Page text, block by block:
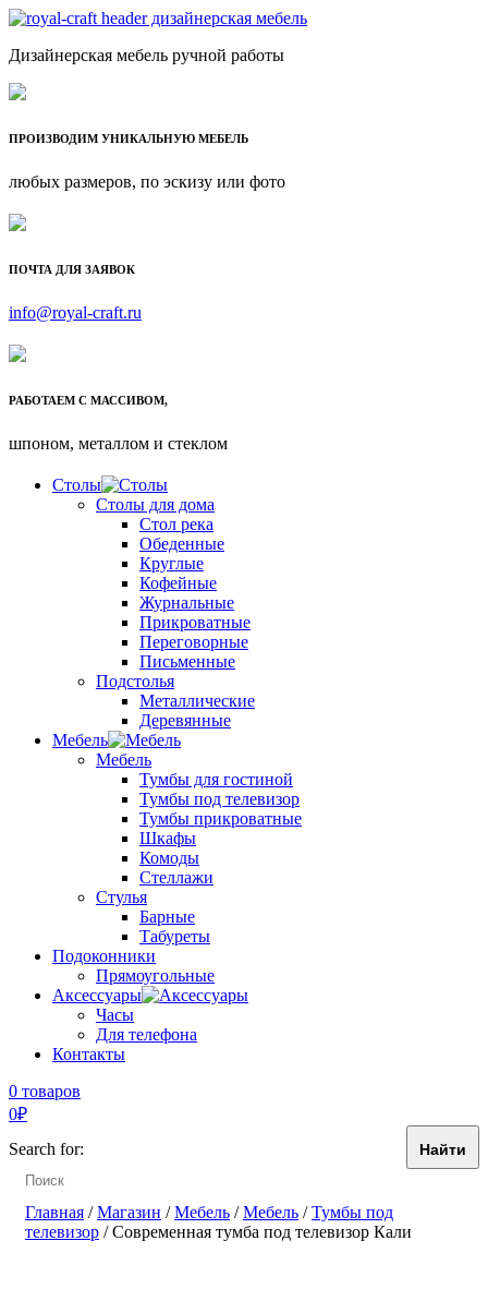
Дизайнерская мебель ручной работы
ПРОИЗВОДИМ УНИКАЛЬНУЮ МЕБЕЛЬ
любых размеров, по эскизу или фото
ПОЧТА ДЛЯ ЗАЯВОК
info@royal-craft.ru
РАБОТАЕМ С МАССИВОМ,
шпоном, металлом и стеклом
Столы
Столы для дома
Стол река
Обеденные
Круглые
Кофейные
Журнальные
Прикроватные
Переговорные
Письменные
Подстолья
Металлические
Деревянные
Мебель
Мебель
Тумбы для гостиной
Тумбы под телевизор
Тумбы прикроватные
Шкафы
Комоды
Стеллажи
Стулья
Барные
Табуреты
Подоконники
Прямоугольные
Аксессуары
Часы
Для телефона
Контакты
0 товаров
0₽
Search for:
Главная /Магазин /Мебель /Мебель /Тумбы под
телевизор / Современная тумба под телевизор Кали